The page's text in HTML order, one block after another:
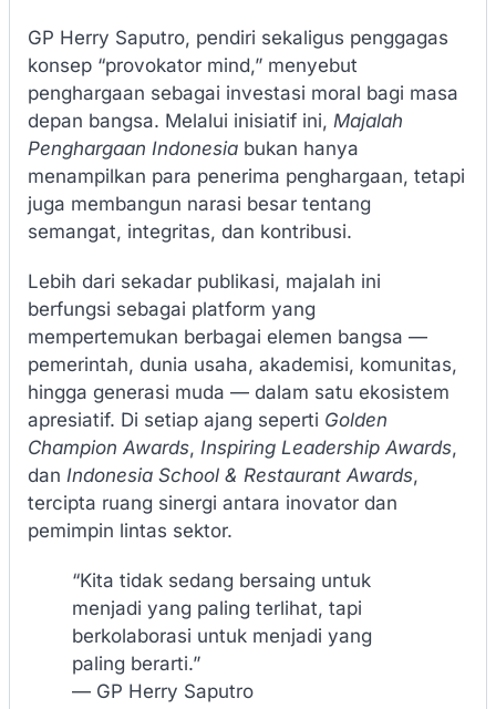
GP Herry Saputro, pendiri sekaligus penggagas
konsep “provokator mind,” menyebut
penghargaan sebagai investasi moral bagi masa
depan bangsa. Melalui inisiatif ini, Majalah
Penghargaan Indonesia bukan hanya
menampilkan para penerima penghargaan, tetapi
juga membangun narasi besar tentang
semangat, integritas, dan kontribusi.
Lebih dari sekadar publikasi, majalah ini
berfungsi sebagai platform yang
mempertemukan berbagai elemen bangsa —
pemerintah, dunia usaha, akademisi, komunitas,
hingga generasi muda — dalam satu ekosistem
apresiatif. Di setiap ajang seperti Golden
Champion Awards, Inspiring Leadership Awards,
dan Indonesia School & Restaurant Awards,
tercipta ruang sinergi antara inovator dan
pemimpin lintas sektor.
“Kita tidak sedang bersaing untuk
menjadi yang paling terlihat, tapi
berkolaborasi untuk menjadi yang
paling berarti.”
— GP Herry Saputro